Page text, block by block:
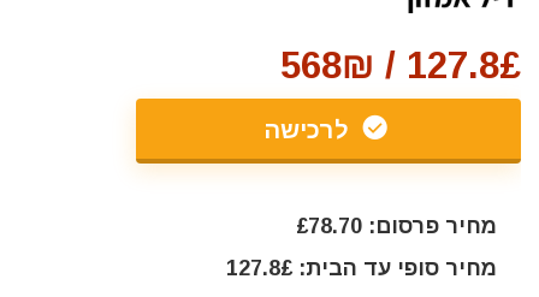
127.8£ / 568₪
לרכישה
מחיר פרסום: £78.70
מחיר סופי עד הבית: 127.8£